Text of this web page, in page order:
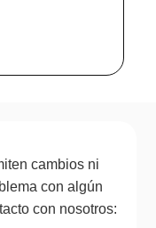
cambios ni
con algún
con nosotros: